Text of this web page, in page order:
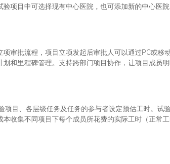
项目中可选择现有中心医院，也可添加新的中心医
审批流程，项目立项发起后审批人可以通过PC或
和里程碑管理。支持跨部门项目协作，让项目成员
目、各层级任务及任务的参与者设定预估工时。
收集不同项目下每个成员所花费的实际工时（正